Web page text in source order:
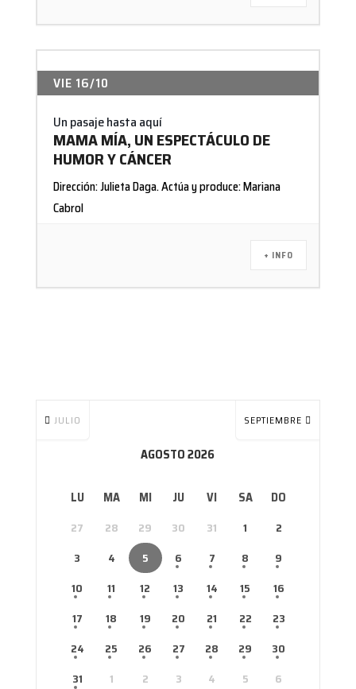
VIE 16/10
Un pasaje hasta aquí
MAMA MÍA, UN ESPECTÁCULO DE
HUMOR Y CÁNCER
Dirección: Julieta Daga. Actúa y produce: Mariana
Cabrol
+ INFO
JULIO
AGOSTO 2026
SEPTIEMBRE
LU MA MI JU VI SA DO
27 28 29 30 31 1
2
3
4 5 6 7 8
9
10
11 12 13 14 15
16
17
18 19 20 21 22
23
24
25 26 27 28 29
30
31
1 2 3 4 5 6